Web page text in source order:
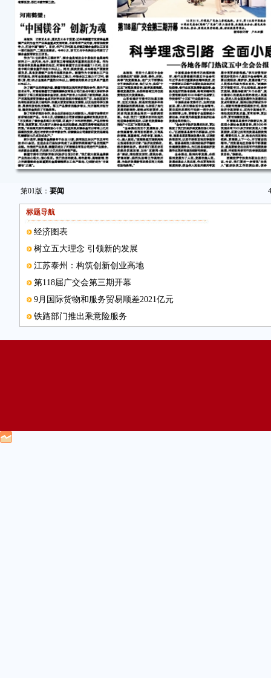
第01版： 要闻 4
标题导航
经济图表
树立五大理念 引领新的发展
江苏泰州：构筑创新创业高地
第118届广交会第三期开幕
9月国际货物和服务贸易顺差2021亿元
铁路部门推出乘意险服务